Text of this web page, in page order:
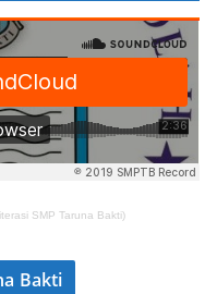
SMP Taruna Bakti)
Bakti